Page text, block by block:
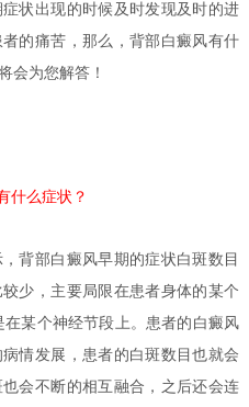
状出现的时候及时发现及时的进
的痛苦，那么，背部白癜风有什
会为您解答！
什么症状？
部白癜风早期的症状白斑数目
少，主要局限在患者身体的某个
某个神经节段上。患者的白癜风
情发展，患者的白斑数目也就会
会不断的相互融合，之后还会连